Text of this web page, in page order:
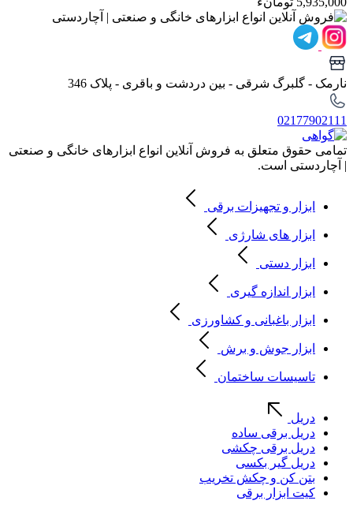
نارمک - گلبرگ شرقی - بین دردشت و باقری - پلاک 346
02177902111
تمامی حقوق متعلق به فروش آنلاین انواع ابزارهای خانگی و صنعتی
| آچاردستی است.
ابزار و تجهیزات برقی
ابزار های شارژی
ابزار دستی
ابزار اندازه گیری
ابزار باغبانی و کشاورزی
ابزار جوش و برش
تاسیسات ساختمان
دریل
دریل برقی ساده
دریل برقی چکشی
دریل گیر بکسی
بتن کن و چکش تخریب
کیت ابزار برقی